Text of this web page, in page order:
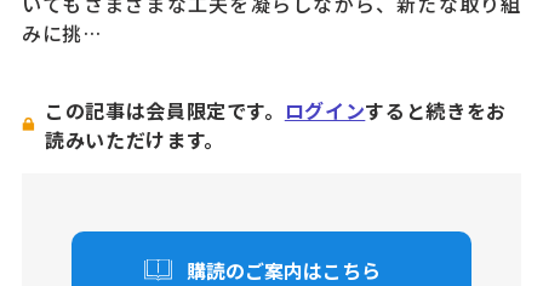
みに挑…
この記事は会員限定です。 ログインすると続きをお
読みいただけます。
購読のご案内はこちら